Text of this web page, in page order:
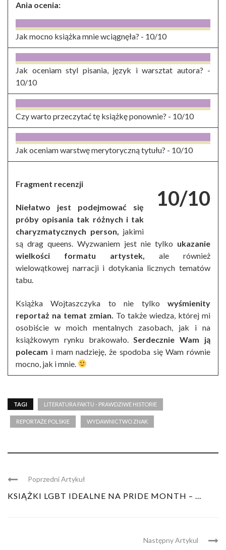
Ania ocenia:
Jak mocno książka mnie wciągnęła? - 10/10
Jak oceniam styl pisania, język i warsztat autora? -
10/10
Czy warto przeczytać tę książkę ponownie? - 10/10
Jak oceniam warstwę merytoryczną tytułu? - 10/10
10/10
Fragment recenzji
Niełatwo jest podejmować się
próby opisania tak różnych i tak
charyzmatycznych person,
jakimi
są drag queens. Wyzwaniem jest nie tylko ukazanie
wielkości formatu artystek,
ale również
wielowątkowej narracji i dotykania licznych tematów
tabu.
Książka Wojtaszczyka to nie tylko wyśmienity
reportaż na temat zmian. To także wiedza, której mi
osobiście w moich mentalnych zasobach, jak i na
książkowym rynku brakowało. Serdecznie Wam ją
polecam i mam nadzieję, że spodoba się Wam równie
mocno, jak i mnie.
TAGI LITERATURA FAKTU - PRAWDZIWE HISTORIE
REPORTAŻE POLSKIE WYDAWNICTWO ZNAK
Poprzedni Artykuł
KSIĄŻKI LGBT IDEALNE NA PRIDE MONTH – ...
Następny Artykul